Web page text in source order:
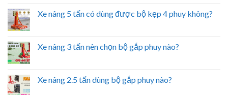
Xe nâng 5 tấn có dùng được bộ kẹp 4 phuy không?
Xe nâng 3 tấn nên chọn bộ gắp phuy nào?
Xe nâng 2.5 tấn dùng bộ gắp phuy nào?